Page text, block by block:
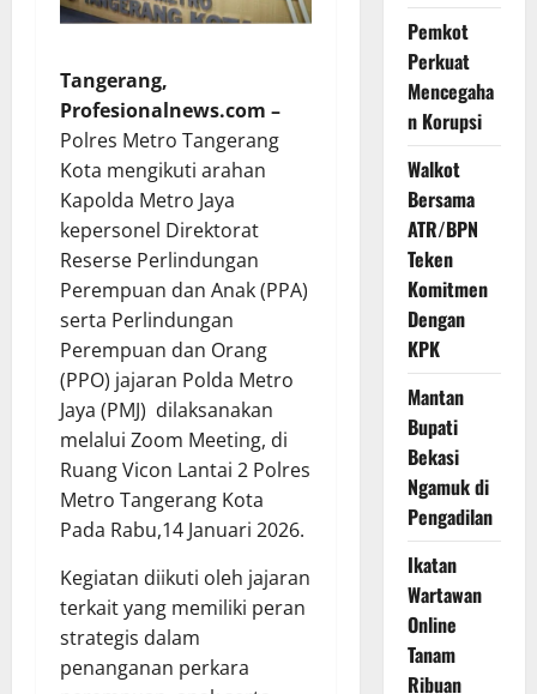
Tangerang,
Profesionalnews.com –
Polres Metro Tangerang
Kota mengikuti arahan
Kapolda Metro Jaya
kepersonel Direktorat
Reserse Perlindungan
Perempuan dan Anak (PPA)
serta Perlindungan
Perempuan dan Orang
(PPO) jajaran Polda Metro
Jaya (PMJ) dilaksanakan
melalui Zoom Meeting, di
Ruang Vicon Lantai 2 Polres
Metro Tangerang Kota
Pada Rabu,14 Januari 2026.
Kegiatan diikuti oleh jajaran
terkait yang memiliki peran
strategis dalam
penanganan perkara
Pemkot
Perkuat
Mencegaha
n Korupsi
Walkot
Bersama
ATR/BPN
Teken
Komitmen
Dengan
KPK
Mantan
Bupati
Bekasi
Ngamuk di
Pengadilan
Ikatan
Wartawan
Online
Tanam
Ribuan